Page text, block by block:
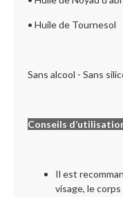
• Huile de Tournesol
Sans alcool - Sans
Conseils
Il est
visage, le